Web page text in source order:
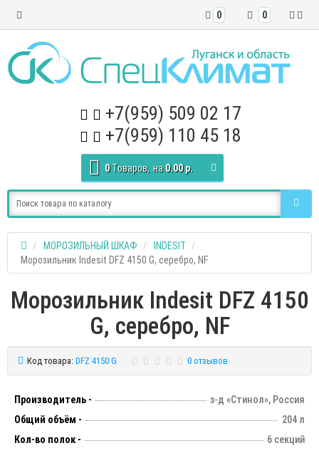
0
0
+7(959) 509 02 17
+7(959) 110 45 18
0 Tоваров, на 0.00 р.
МОРОЗИЛЬНЫЙ ШКАФ
INDESIT
Морозильник Indesit DFZ 4150 G, серебро, NF
Морозильник Indesit DFZ 4150
G, серебро, NF
Код товара: DFZ 4150 G 0 отзывов
Производитель -
з-д «Стинол», Россия
Общий объём -
204 л
Кол-во полок -
6 секций